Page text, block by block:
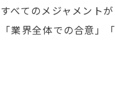
すべてのメジャメント
「業界全体での合意」